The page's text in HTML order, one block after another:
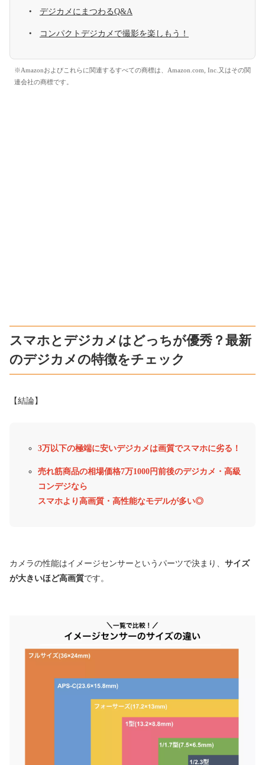
デジカメにまつわるQ&A
コンパクトデジカメで撮影を楽しもう！
※Amazonおよびこれらに関連するすべての商標は、Amazon.com, Inc.又はその関
連会社の商標です。
スマホとデジカメはどっちが優秀？最新
のデジカメの特徴をチェック
【結論】
3万以下の極端に安いデジカメは画質でスマホに劣る！
売れ筋商品の相場価格7万1000円前後のデジカメ・高級
コンデジなら
スマホより高画質・高性能なモデルが多い◎
カメラの性能はイメージセンサーというパーツで決まり、 サイズ
が大きいほど高画質です。